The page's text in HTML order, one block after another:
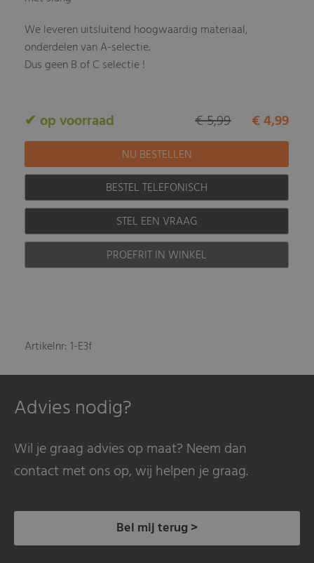
We leveren uitsluitend hoogwaardig materiaal,
onderdelen van A-selectie.
Dus geen B of C selectie !
✔ op voorraad € 4,99
€ 5,99
BESTEL TELEFONISCH
STEL EEN VRAAG
PROEFRIT IN WINKEL
Artikelnr: 1-E3f
Advies nodig?
Wil je graag advies op maat? Neem dan
contact met ons op, wij helpen je graag.
Bel mij terug >